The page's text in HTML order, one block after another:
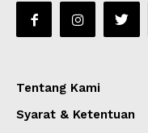
Tentang Kami
Syarat & Ketentuan